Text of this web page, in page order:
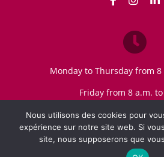
Monday to Thursday from
Friday from 8 a.m.
Nous utilisons des cookies pour
expérience sur notre site web. Si
site, nous supposerons que